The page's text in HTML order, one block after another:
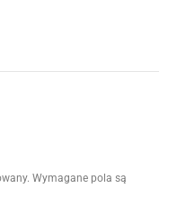
Wymagane pola są